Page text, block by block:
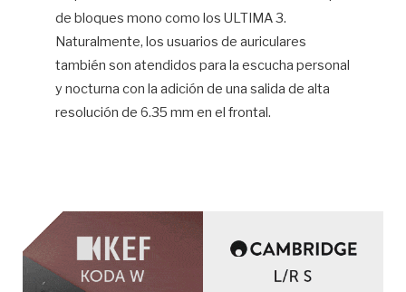
de bloques mono como los ULTIMA 3.
Naturalmente, los usuarios de auriculares
también son atendidos para la escucha personal
y nocturna con la adición de una salida de alta
resolución de 6.35 mm en el frontal.